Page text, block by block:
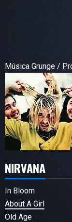
Música Grunge /
NIRVANA
In Bloom
About A Girl
Old Age